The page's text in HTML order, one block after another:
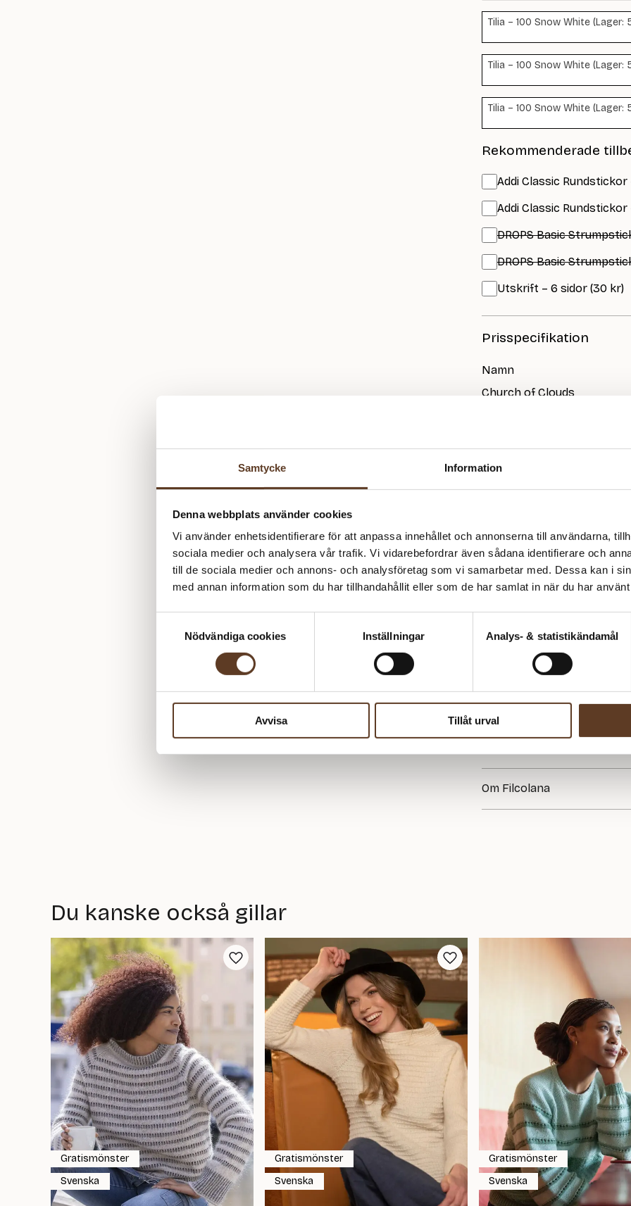
Samtycke Information
Denna webbplats använder cookies
Vi använder enhetsidentifierare för att anpassa innehållet och annonserna till användarna,
sociala medier och analysera vår trafik. Vi vidarebefordrar även sådana identifierare och
till de sociala medier och annons- och analysföretag som vi samarbetar med. Dessa kan i
med annan information som du har tillhandahållit eller som de har samlat in när du har
Nödvändiga cookies
Inställningar Analys- & statistikändamål
Avvisa Tillåt urval
Tilia – 100 Snow White (Lager:
Tilia – 100 Snow White (Lager:
Tilia – 100 Snow White (Lager:
Rekommenderade
Addi Classic Rundstickor
Addi Classic Rundstickor
DROPS Basic
DROPS Basic
Utskrift – 6 sidor (30 kr)
Prisspecifikation
Namn
Church of Clouds
1278 kr
I lager Art.nr: FD-
Behöver du fler? Bli
Om Filcolana
Du kanske också gillar
Gratismönster
Svenska
Gratismönster
Svenska
Gratismönster
Svenska